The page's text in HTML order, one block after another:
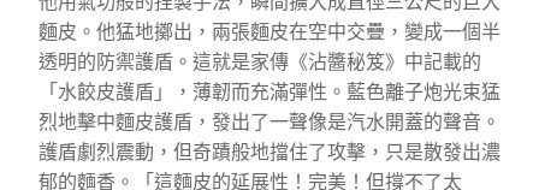
麵皮。他猛地擲出，兩張麵皮在空中交疊，變成一個半
透明的防禦護盾。這就是家傳《沾醬秘笈》中記載的
「水餃皮護盾」，薄韌而充滿彈性。藍色離子炮光束猛
烈地擊中麵皮護盾，發出了一聲像是汽水開蓋的聲音。
護盾劇烈震動，但奇蹟般地擋住了攻擊，只是散發出濃
郁的麵香。「這麵皮的延展性！完美！但撐不了太